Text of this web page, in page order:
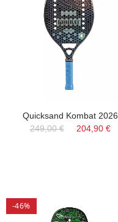
Quicksand Kombat 2026
249,00 €
204,90 €
-46%